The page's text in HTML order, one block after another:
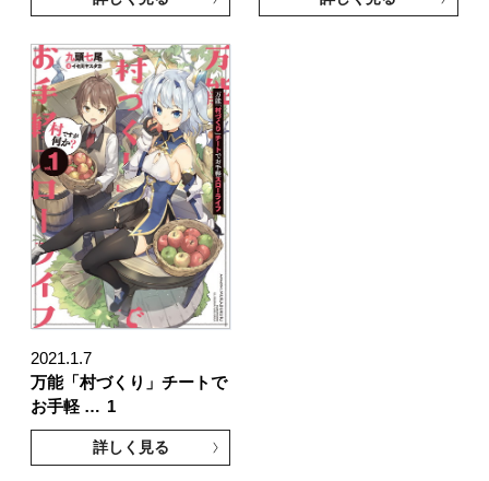
2021.1.7
万能「村づくり」チートで
お手軽 … 1
詳しく見る